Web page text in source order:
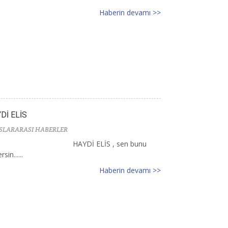
Haberin devamı >>
ELİS
HABERLER
HAYDİ ELİS , sen bunu
Haberin devamı >>